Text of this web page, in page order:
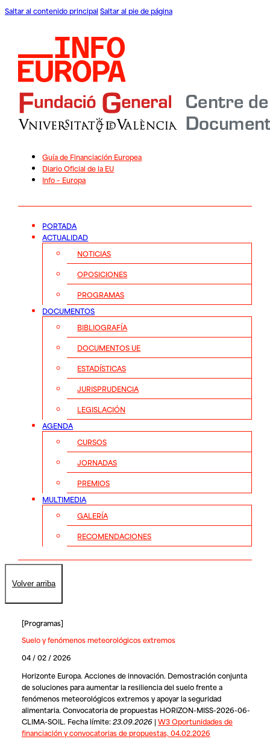
Saltar al contenido principal Saltar al pie de página
Guía de Financiación Europea
Diario Oficial de la EU
Info – Europa
PORTADA
ACTUALIDAD
NOTICIAS
OPOSICIONES
PROGRAMAS
DOCUMENTOS
BIBLIOGRAFÍA
DOCUMENTOS UE
ESTADÍSTICAS
JURISPRUDENCIA
LEGISLACIÓN
AGENDA
CURSOS
JORNADAS
PREMIOS
MULTIMEDIA
GALERÍA
RECOMENDACIONES
Volver arriba
[Programas]
Suelo y fenómenos meteorológicos extremos
04 / 02 / 2026
Horizonte Europa. Acciones de innovación. Demostración conjunta
de soluciones para aumentar la resiliencia del suelo frente a
fenómenos meteorológicos extremos y apoyar la seguridad
alimentaria. Convocatoria de propuestas HORIZON-MISS-2026-06-
CLIMA-SOIL. Fecha límite:23.09.2026| W3 Oportunidades de
financiación y convocatorias de propuestas, 04.02.2026